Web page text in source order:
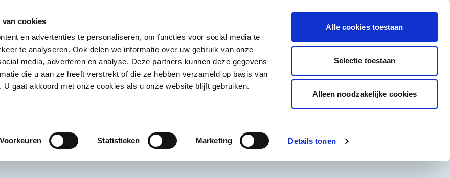
van cookies
en advertenties te personaliseren, om functies voor social media te
te analyseren. Ook delen we informatie over uw gebruik van onze
media, adverteren en analyse. Deze partners kunnen deze gegevens
die u aan ze heeft verstrekt of die ze hebben verzameld op basis van
gaat akkoord met onze cookies als u onze website blijft gebruiken.
Voorkeuren Statistieken Marketing Details tonen
Alle cookies toestaan
Selectie toestaan
Alleen noodzakelijke cookies
submenu for Droogwaren category
Koelproducten
Show submenu for Koelproducten category
Diepvriesproducten
Show submenu for Diepvriesproducten category
Dranken
Show submenu for Dranken category
Non-Food
Alle deals
Word klant
Koelproducten overig
overig